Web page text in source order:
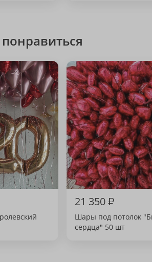
21 350₽
Шары под потолок
сердца" 50 шт